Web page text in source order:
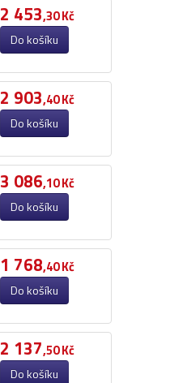
2 453,30 Kč
Do košíku
2 903,40 Kč
Do košíku
3 086,10 Kč
Do košíku
1 768,40 Kč
Do košíku
2 137,50 Kč
Do košíku